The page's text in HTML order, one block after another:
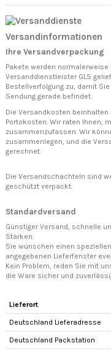
Versandinformationen
Ihre Versandverpackung
Pakete werden normalerweise
Versanddienstleister GLS
Bestellverfolgung zu, damit
Sendung gerade befindet.
Die Versandkosten beinhalten
Portokosten. Wir raten Ihnen,
zusammenzufassen. Wir
zusammenlegen, und die
gerechnet.
Die Versandschachteln sind
geschützt verpackt.
Standardversand
Günstiger Versand, schnelle
Stärken.
Sie wünschen einen
angegebenen Lieferfenster
Kein Problem, reden Sie mit
die Ware sicher und
Lieferort
Deutschland Lieferadresse
Deutschland Packstation